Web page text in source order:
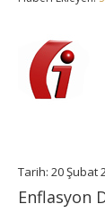
Tarih: 20 Şubat
Enflasyon